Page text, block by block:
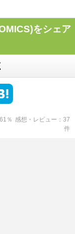
をシェア
61 ％ 感想・レビュー
37
件